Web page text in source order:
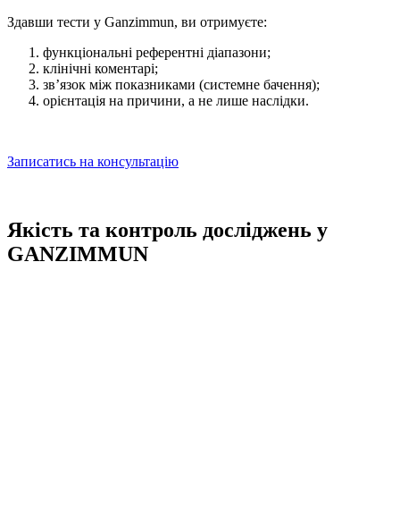
Здавши тести у Ganzimmun, ви отримуєте:
функціональні референтні діапазони;
клінічні коментарі;
зв’язок між показниками (системне бачення);
орієнтація на причини, а не лише наслідки.
Записатись на консультацію
Якість та контроль досліджень у
GANZIMMUN